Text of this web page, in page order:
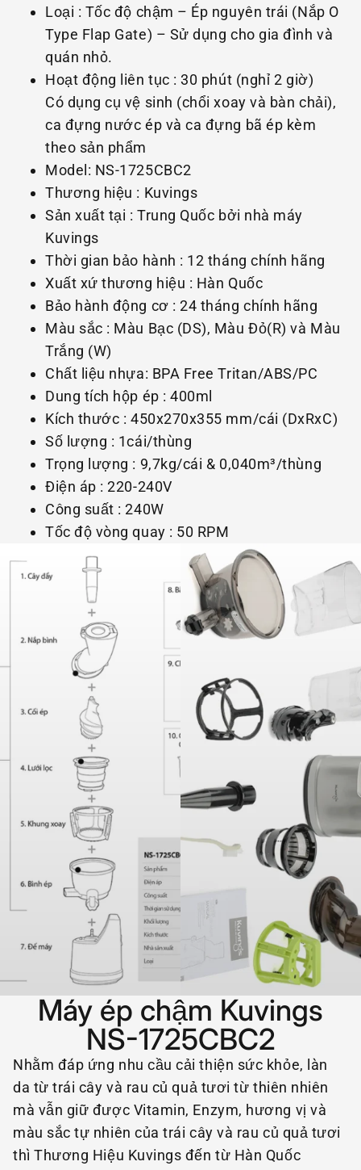
Loại : Tốc độ chậm – Ép nguyên trái (Nắp O
Type Flap Gate) – Sử dụng cho gia đình và
quán nhỏ.
Hoạt động liên tục : 30 phút (nghỉ 2 giờ)
Có dụng cụ vệ sinh (chổi xoay và bàn chải),
ca đựng nước ép và ca đựng bã ép kèm
theo sản phẩm
Model: NS-1725CBC2
Thương hiệu : Kuvings
Sản xuất tại : Trung Quốc bởi nhà máy
Kuvings
Thời gian bảo hành : 12 tháng chính hãng
Xuất xứ thương hiệu : Hàn Quốc
Bảo hành động cơ : 24 tháng chính hãng
Màu sắc : Màu Bạc (DS), Màu Đỏ(R) và Màu
Trắng (W)
Chất liệu nhựa: BPA Free Tritan/ABS/PC
Dung tích hộp ép : 400ml
Kích thước : 450x270x355 mm/cái (DxRxC)
Số lượng : 1cái/thùng
Trọng lượng : 9,7kg/cái & 0,040m³/thùng
Điện áp : 220-240V
Công suất : 240W
Tốc độ vòng quay : 50 RPM
Máy ép chậm Kuvings
NS-1725CBC2
Nhằm đáp ứng nhu cầu cải thiện sức khỏe, làn
da từ trái cây và rau củ quả tươi từ thiên nhiên
mà vẫn giữ được Vitamin, Enzym, hương vị và
màu sắc tự nhiên của trái cây và rau củ quả tươi
thì Thương Hiệu Kuvings đến từ Hàn Quốc